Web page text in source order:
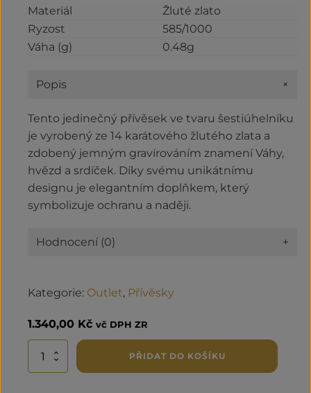
Materiál
Žluté zlato
Ryzost
585/1000
Váha (g)
0.48g
Popis +
Tento jedinečný přívěsek ve tvaru šestiúhelníku
je vyrobený ze 14 karátového žlutého zlata a
zdobený jemným gravírováním znamení Váhy,
hvězd a srdíček. Díky svému unikátnímu
designu je elegantním doplňkem, který
symbolizuje ochranu a naději.
Hodnocení (0) +
Kategorie: Outlet, Přívěsky
1.340,00 Kč vč DPH ZR
Zlatý
PŘIDAT DO KOŠÍKU